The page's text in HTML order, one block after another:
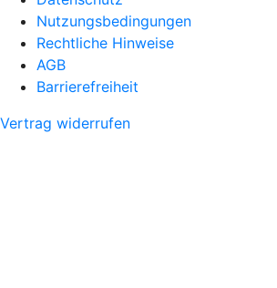
Nutzungsbedingungen
Rechtliche Hinweise
AGB
Barrierefreiheit
Vertrag widerrufen